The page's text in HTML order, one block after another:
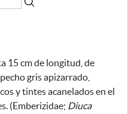
15 cm de longitud, de
gris apizarrado,
y tintes acanelados en el
(Emberizidae; Diuca